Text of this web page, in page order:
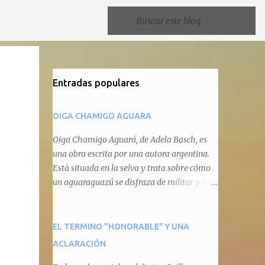
Entradas populares
OIGA CHAMIGO AGUARA
Oiga Chamigo Aguará, de Adela Basch, es
una obra escrita por una autora argentina.
Està situada en la selva y trata sobre cómo
un aguaraguazú se disfraza de militar y se
animal que pretenda circular por ahí. En
primera instancia aparece Teteu, el tero,
EL TERMINO "HONORABLE" Y UNA
ACLARACIÓN